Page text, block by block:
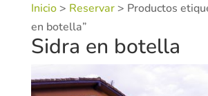
Inicio> Reservar> Productos
en botella”
Sidra en botella